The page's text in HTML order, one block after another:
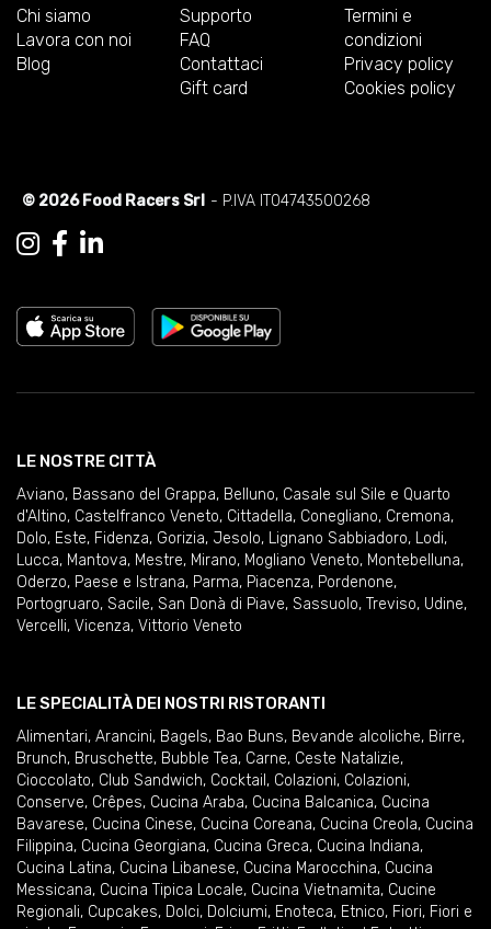
Chi siamo
Lavora con noi
Blog
Supporto
FAQ
Contattaci
Gift card
Termini e
condizioni
Privacy policy
Cookies policy
© 2026 Food Racers Srl - P.IVA IT04743500268
LE NOSTRE CITTÀ
Aviano, Bassano del Grappa, Belluno, Casale sul Sile e Quarto
d'Altino, Castelfranco Veneto, Cittadella, Conegliano, Cremona,
Dolo, Este, Fidenza, Gorizia, Jesolo, Lignano Sabbiadoro, Lodi,
Lucca, Mantova, Mestre, Mirano, Mogliano Veneto, Montebelluna,
Oderzo, Paese e Istrana, Parma, Piacenza, Pordenone,
Portogruaro, Sacile, San Donà di Piave, Sassuolo, Treviso, Udine,
Vercelli, Vicenza, Vittorio Veneto
LE SPECIALITÀ DEI NOSTRI RISTORANTI
Alimentari, Arancini, Bagels, Bao Buns, Bevande alcoliche, Birre,
Brunch, Bruschette, Bubble Tea, Carne, Ceste Natalizie,
Cioccolato, Club Sandwich, Cocktail , Colazioni, Colazioni,
Conserve, Crêpes, Cucina Araba, Cucina Balcanica, Cucina
Bavarese, Cucina Cinese, Cucina Coreana, Cucina Creola, Cucina
Filippina, Cucina Georgiana, Cucina Greca, Cucina Indiana,
Cucina Latina, Cucina Libanese, Cucina Marocchina, Cucina
Messicana, Cucina Tipica Locale, Cucina Vietnamita, Cucine
Regionali, Cupcakes, Dolci, Dolciumi, Enoteca, Etnico, Fiori, Fiori e